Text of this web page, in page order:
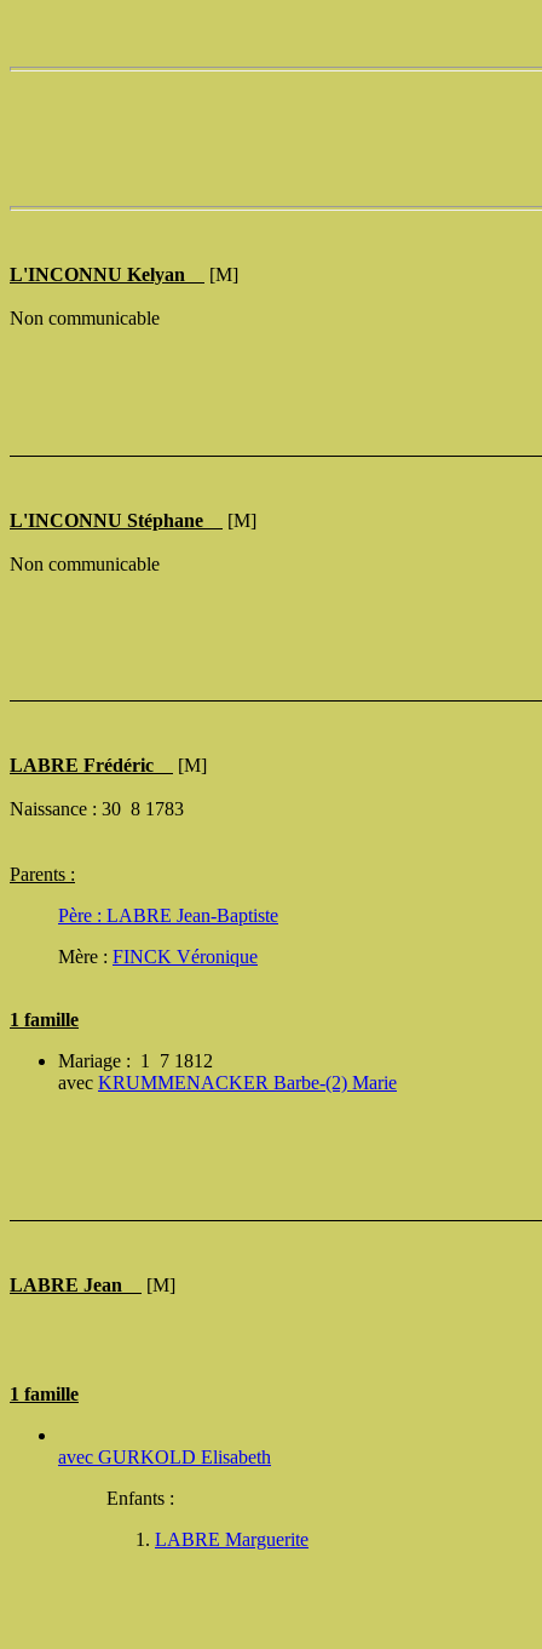
L'INCONNU Kelyan [M]
Non communicable
L'INCONNU Stéphane [M]
Non communicable
LABRE Frédéric [M]
Naissance : 30 8 1783
Parents :
Père : LABRE Jean-Baptiste
Mère : FINCK Véronique
1 famille
Mariage : 1 7 1812
avec KRUMMENACKER Barbe-(2) Marie
LABRE Jean [M]
1 famille
avec GURKOLD Elisabeth
Enfants :
LABRE Marguerite